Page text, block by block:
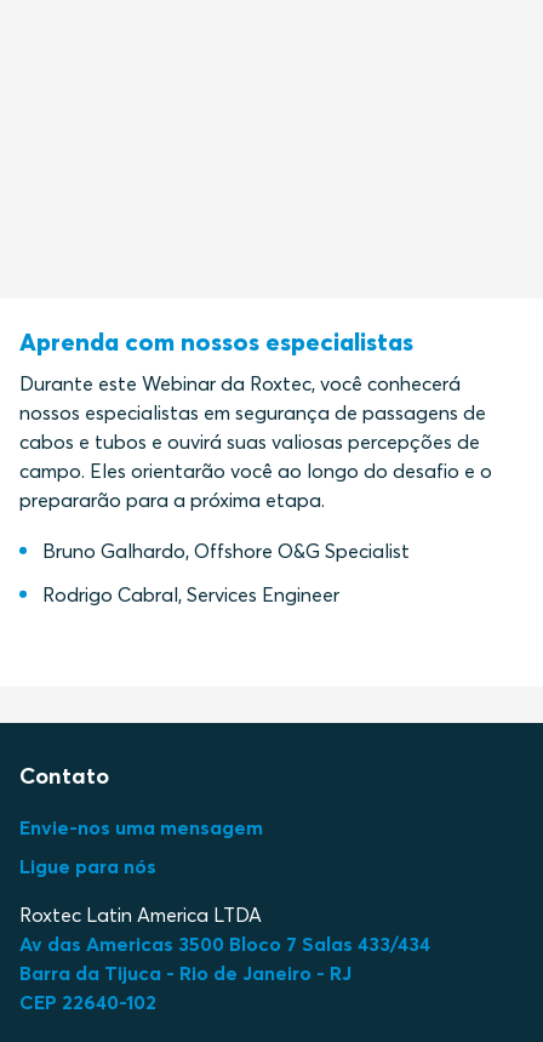
Aprenda com nossos especialistas
Durante este Webinar da Roxtec, você conhecerá
nossos especialistas em segurança de passagens de
cabos e tubos e ouvirá suas valiosas percepções de
campo. Eles orientarão você ao longo do desafio e o
prepararão para a próxima etapa.
Bruno Galhardo, Offshore O&G Specialist
Rodrigo Cabral, Services Engineer
Contato
Envie-nos uma mensagem
Ligue para nós
Roxtec Latin America LTDA
Av das Americas 3500 Bloco 7 Salas 433/434
Barra da Tijuca - Rio de Janeiro - RJ
CEP 22640-102